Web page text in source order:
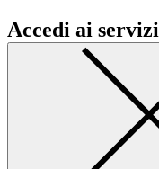
Accedi ai servizi